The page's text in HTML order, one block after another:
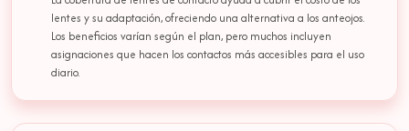
lentes y su adaptación, ofreciendo una alternativa a los anteojos.
Los beneficios varían según el plan, pero muchos incluyen
asignaciones que hacen los contactos más accesibles para el uso
diario.